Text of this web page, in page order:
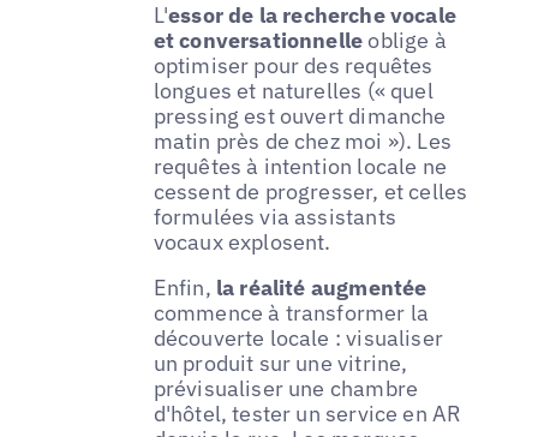
L'essor de la recherche vocale
et conversationnelle oblige à
optimiser pour des requêtes
longues et naturelles (« quel
pressing est ouvert dimanche
matin près de chez moi »). Les
requêtes à intention locale ne
cessent de progresser, et celles
formulées via assistants
vocaux explosent.
Enfin, la réalité augmentée
commence à transformer la
découverte locale : visualiser
un produit sur une vitrine,
prévisualiser une chambre
d'hôtel, tester un service en AR